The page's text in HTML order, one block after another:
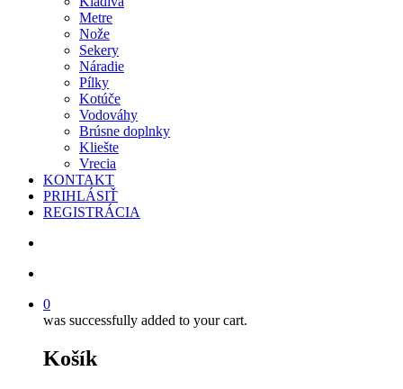
Metre
Nože
Sekery
Náradie
Pílky
Kotúče
Vodováhy
Brúsne doplnky
Kliešte
Vrecia
KONTAKT
PRIHLÁSIŤ
REGISTRÁCIA
0
was successfully added to your cart.
Košík